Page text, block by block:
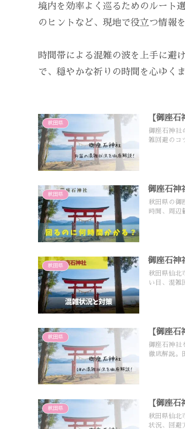
境内を効率よく巡るためのルート
のヒントなど、現地で役立つ情報
時間帯による混雑の波を上手に避
で、穏やかな祈りの時間を心ゆく
秋田県
【御座
御座石神社
雑回避のコ
秋田県
御座石神
秋田県の御
時間、周辺
秋田県
御座石神
秋田県仙北
い目、混雑
秋田県
【御座
御座石神社
徹底解説。
秋田県
【御座
秋田県仙北
状況、回避